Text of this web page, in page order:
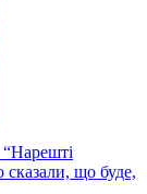
“Нарешті
сказали, що буде,